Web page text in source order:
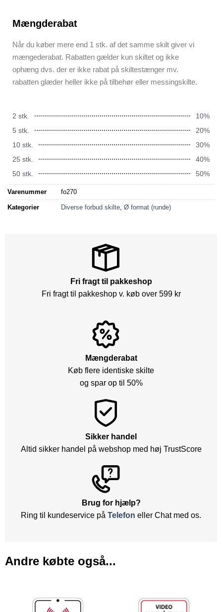
Mængderabat
Når du køber mere end 1 stk. af det samme skilt giver vi
mængederabat. Rabatten gælder kun skiltet og ikke
ophæng dvs. der er ikke rabat på skiltestænger mv.
rabatten glæder heller ikke på tilbehør eller messingskilte.
2 stk.
10%
5 stk.
20%
10 stk.
30%
25 stk.
40%
50 stk.
50%
Varenummer fo270
Kategorier Diverse forbud skilte, Ø format (runde)
Fri fragt til pakkeshop
Fri fragt til pakkeshop v. køb over 599 kr
Mængderabat
Køb flere identiske skilte
og spar op til 50%
Sikker handel
Altid sikker handel på webshop med høj TrustScore
Brug for hjælp?
Ring til kundeservice på Telefon eller Chat med os.
Andre købte også...